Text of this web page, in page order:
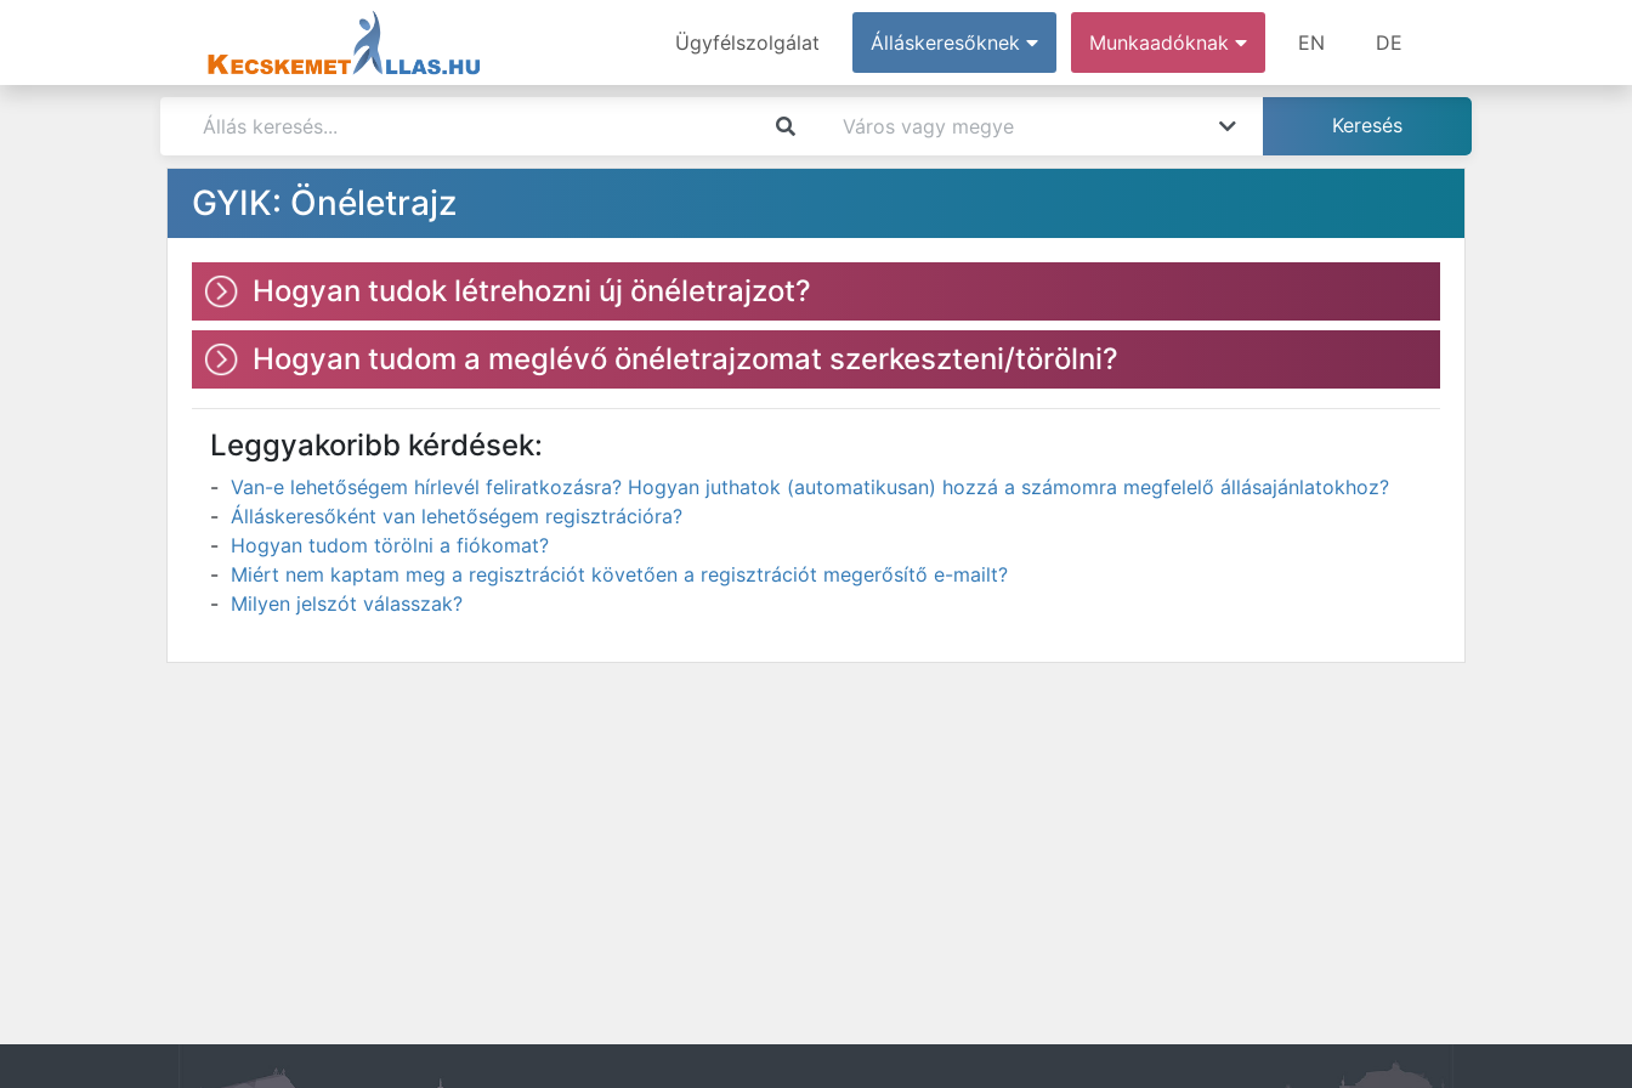
Ügyfélszolgálat Álláskeresőknek Munkaadóknak EN DE
GYIK: Önéletrajz
Hogyan tudok létrehozni új önéletrajzot?
Hogyan tudom a meglévő önéletrajzomat szerkeszteni/törölni?
Leggyakoribb kérdések:
Van-e lehetőségem hírlevél feliratkozásra? Hogyan juthatok (automatikusan) hozzá a számomra megfelelő állásajánlatokhoz?
Álláskeresőként van lehetőségem regisztrációra?
Hogyan tudom törölni a fiókomat?
Miért nem kaptam meg a regisztrációt követően a regisztrációt megerősítő e-mailt?
Milyen jelszót válasszak?